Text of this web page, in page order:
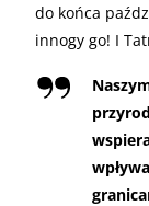
do końca
innogy go! I